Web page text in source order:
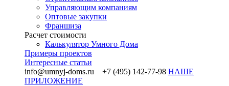
Управляющим компаниям
Оптовые закупки
Франшиза
Раcчет стоимости
Калькулятор Умного Дома
Примеры проектов
Интересные статьи
info@umnyj-doms.ru +7 (495) 142-77-98 НАШЕ
ПРИЛОЖЕНИЕ